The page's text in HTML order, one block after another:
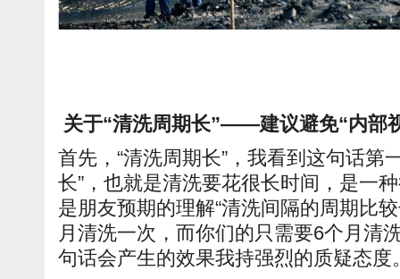
关于“清洗周期长”——建议避免“内部
首先，“清洗周期长”，我看到这句话第
长”，也就是清洗要花很长时间，是一
是朋友预期的理解“清洗间隔的周期比
月清洗一次，而你们的只需要6个月清
句话会产生的效果我持强烈的质疑态度